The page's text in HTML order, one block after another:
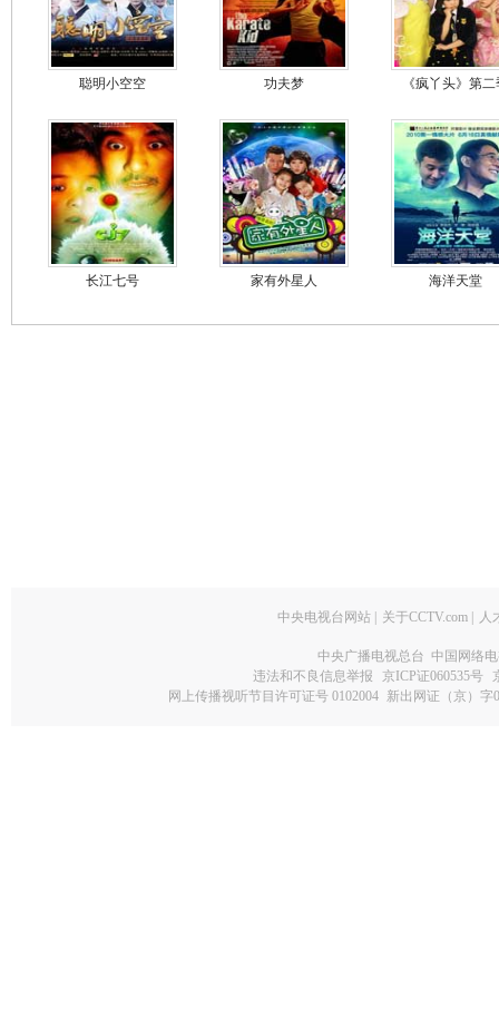
聪明小空空 功夫梦 《疯丫头》第二
长江七号 家有外星人 海洋天堂
中央电视台网站 关于CCTV.com 人
中央广播电视总台 中国网络
违法和不良信息举报
京ICP证060535号
网上传播视听节目许可证号 0102004 新出网证（京）